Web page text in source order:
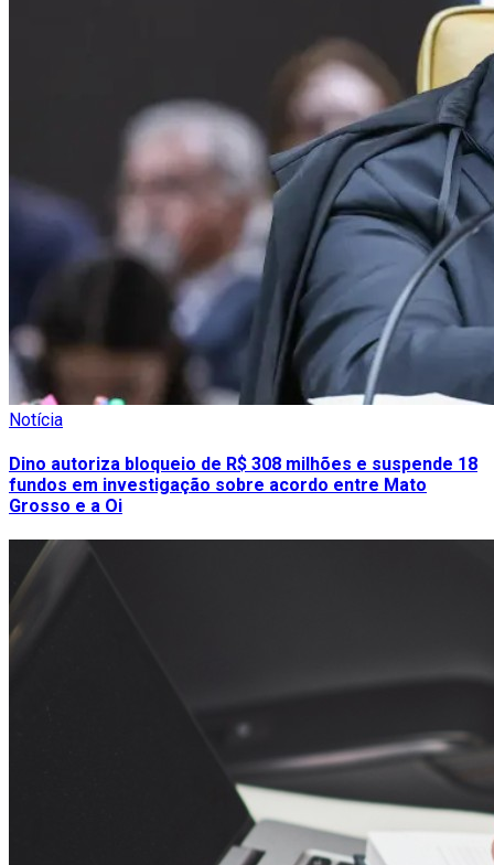
Notícia
Dino autoriza bloqueio de R$ 308 milhões e suspende 18
fundos em investigação sobre acordo entre Mato
Grosso e a Oi